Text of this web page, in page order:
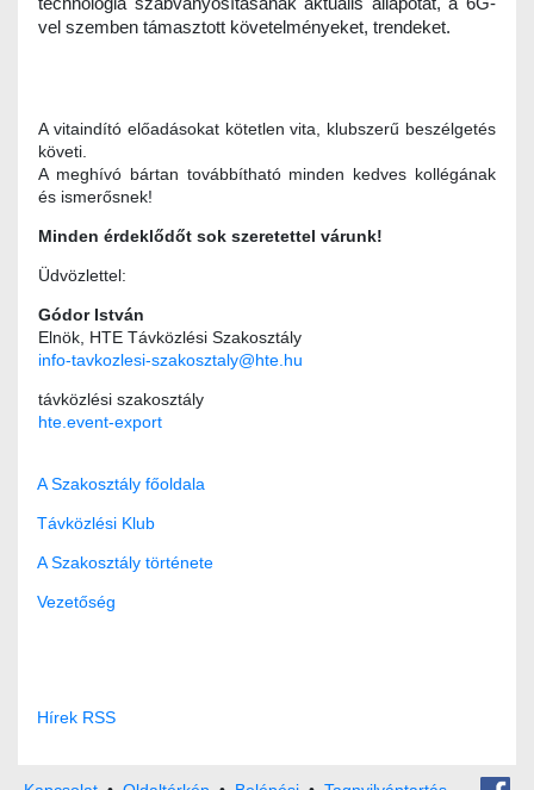
technológia szabványosításának aktuális állapotát, a 6G-
vel szemben támasztott követelményeket, trendeket.
A vitaindító előadásokat kötetlen vita, klubszerű beszélgetés
követi.
A meghívó bártan továbbítható minden kedves kollégának
és ismerősnek!
Minden érdeklődőt sok szeretettel várunk!
Üdvözlettel:
Gódor István
Elnök, HTE Távközlési Szakosztály
info-tavkozlesi-szakosztaly@hte.hu
távközlési szakosztály
hte.event-export
A Szakosztály főoldala
Távközlési Klub
A Szakosztály története
Vezetőség
Hírek RSS